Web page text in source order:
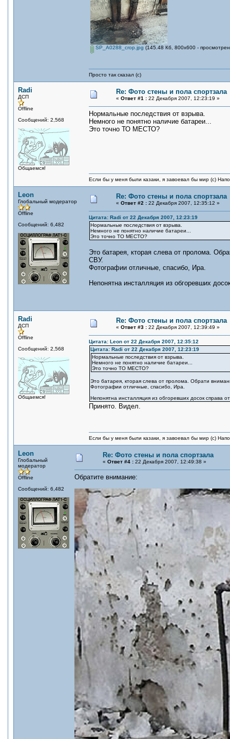
SP_A0288_crop.jpg (145.48 Кб, 800x600 -
Просто так сказал (с)
Radi
ДСП
Offline
Сообщений: 2,568
Общаемся!
Re: Фото стены и пола спортзала
« Ответ #1 : 22 Декабря 2007, 12:23:19 »
Нормальные последствия от взрыва.
Немного не понятно наличие батареи...
Это точно ТО МЕСТО?
Если бы у меня были казаки, я завоевал бы мир (с)
Leon
Глобальный модератор
Offline
Сообщений: 6,482
Re: Фото стены и пола спортзала
« Ответ #2 : 22 Декабря 2007, 12:35:12 »
Цитата: Radi от 22 Декабря 2007, 12:23:19
Нормальные последствия от взрыва.
Немного не понятно наличие батареи...
Это точно ТО МЕСТО?
Это батарея, кторая слева от пролома.
СВУ.
Фотографии отличные, спасибо, Ира.
Непонятна инсталляция из обгоревших
Radi
ДСП
Offline
Сообщений: 2,568
Общаемся!
Re: Фото стены и пола спортзала
« Ответ #3 : 22 Декабря 2007, 12:39:49 »
Цитата: Leon от 22 Декабря 2007, 12:35:12
Цитата: Radi от 22 Декабря 2007, 12:23:19
Нормальные последствия от взрыва.
Немного не понятно наличие батареи...
Это точно ТО МЕСТО?
Это батарея, кторая слева от пролома. Обрати
Фотографии отличные, спасибо, Ира.
Непонятна инсталляция из обгоревших досок справа
Принято. Видел.
Если бы у меня были казаки, я завоевал бы мир (с)
Leon
Глобальный
модератор
Offline
Сообщений: 6,482
Re: Фото стены и пола спортзала
« Ответ #4 : 22 Декабря 2007, 12:49:38 »
Обратите внимание: